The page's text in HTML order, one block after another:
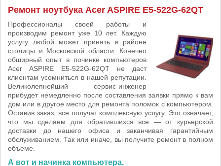
КОНТАКТЫ
Ремонт ноутбука Acer ASPIRE E5-522G-62QT
Профессионалы своей работы и
производим ремонт уже 10 лет. Каждую
услугу любой может принять в районе
столицы и Московской области. Конечно
обширный опыт в починке компьютеров
Acer ASPIRE E5-522G-62QT не даст
клиентам усомниться в нашей репутации.
Великолепнейший сервис-инженер
прибудет немедленно после составления заявки прямо к вам
дом или в другое место для ремонта поломок с компьютером.
Оставив заказ, все получат комплексную услугу. Это означает,
что мы сделаем для обратившихся все — от курьерской
доставки до нашего офиса и заканчивая гарантийным
обслуживанием. Так или иначе, вы получите ремонт в полном
объеме.
А вот и начинка компьютера.